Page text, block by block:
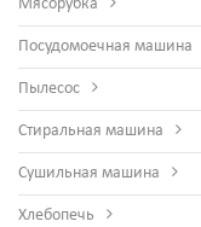
Мясорубка
Посудомоечная машина
Пылесос
Стиральная машина
Сушильная машина
Хлебопечь